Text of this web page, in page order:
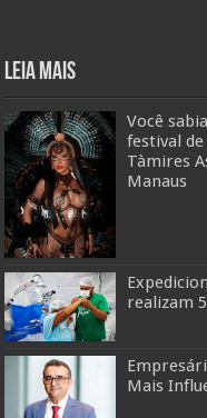
Leia mais
Você
festival
Tàmires
Manaus
realizam
Mais